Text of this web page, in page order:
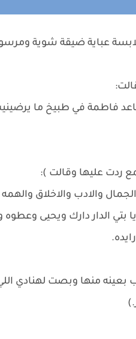
عباية ضيقة شوية
فاطمة في طبيخ ما
ردت عليها وقالت ):
والادب والاخلاق
الدار دارك ويحيى وعطوه
منها وبصت لهنادي